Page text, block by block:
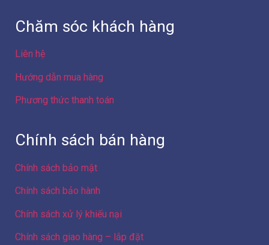
Chăm sóc khách hàng
Liên hệ
Hướng dẫn mua hàng
Phương thức thanh toán
Chính sách bán hàng
Chính sách bảo mật
Chính sách bảo hành
Chính sách xử lý khiếu nại
Chính sách giao hàng – lắp đặt